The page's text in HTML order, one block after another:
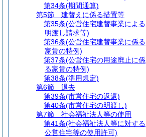
第34条(期間通算)
第5節
建替えに係る措置等
第35条(公営住宅建替事業による
明渡し請求等)
第36条(公営住宅建替事業に係る
家賃の特例)
第37条(公営住宅の用途廃止に係
る家賃の特例)
第38条(準用規定)
第6節
退去
第39条(市営住宅の返還)
第40条(市営住宅の明渡し)
第7節
社会福祉法人等の使用
第41条(社会福祉法人等に対する
公営住宅等の使用許可)